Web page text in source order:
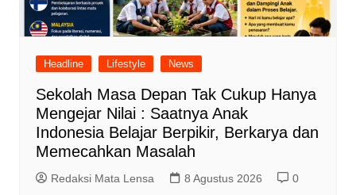
Headline Lifestyle News
Sekolah Masa Depan Tak Cukup Hanya
Mengejar Nilai : Saatnya Anak
Indonesia Belajar Berpikir, Berkarya dan
Memecahkan Masalah
Redaksi Mata Lensa 8 Agustus 2026 0